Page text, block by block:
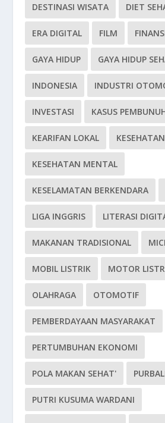
DESTINASI WISATA DIET
ERA DIGITAL FILM
GAYA HIDUP GAYA HIDUP
INDONESIA INDUSTRI
INVESTASI KASUS
KEARIFAN LOKAL KESEHATAN
KESEHATAN MENTAL
KESELAMATAN BERKENDARA
LIGA INGGRIS LITERASI
MAKANAN TRADISIONAL
MOBIL LISTRIK MOTOR
OLAHRAGA OTOMOTIF
PEMBERDAYAAN MASYARAKAT
PERTUMBUHAN EKONOMI
POLA MAKAN SEHAT'
PUTRI KUSUMA WARDANI